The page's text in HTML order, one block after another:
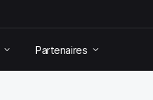
Partenaires